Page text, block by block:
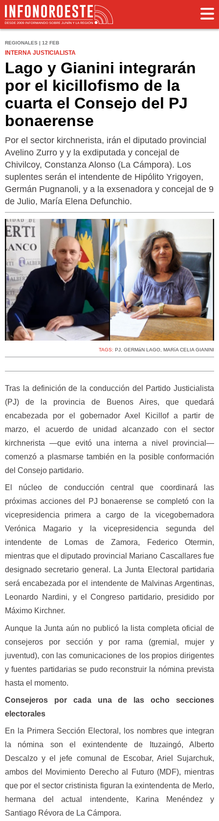
REGIONALES | 12 FEB
INTERNA JUSTICIALISTA
Lago y Gianini integrarán
por el kicillofismo de la
cuarta el Consejo del PJ
bonaerense
Por el sector kirchnerista, irán el diputado provincial
Avelino Zurro y y la exdiputada y concejal de
Chivilcoy, Constanza Alonso (La Cámpora). Los
suplentes serán el intendente de Hipólito Yrigoyen,
Germán Pugnanoli, y a la exsenadora y concejal de 9
de Julio, María Elena Defunchio.
TAGS: PJ, GERMáN LAGO, MARíA CELIA GIANINI
Tras la definición de la conducción del Partido Justicialista
(PJ) de la provincia de Buenos Aires, que quedará
encabezada por el gobernador Axel Kicillof a partir de
marzo, el acuerdo de unidad alcanzado con el sector
kirchnerista —que evitó una interna a nivel provincial—
comenzó a plasmarse también en la posible conformación
del Consejo partidario.
El núcleo de conducción central que coordinará las
próximas acciones del PJ bonaerense se completó con la
vicepresidencia primera a cargo de la vicegobernadora
Verónica Magario y la vicepresidencia segunda del
intendente de Lomas de Zamora, Federico Otermin,
mientras que el diputado provincial Mariano Cascallares fue
designado secretario general. La Junta Electoral partidaria
será encabezada por el intendente de Malvinas Argentinas,
Leonardo Nardini, y el Congreso partidario, presidido por
Máximo Kirchner.
Aunque la Junta aún no publicó la lista completa oficial de
consejeros por sección y por rama (gremial, mujer y
juventud), con las comunicaciones de los propios dirigentes
y fuentes partidarias se pudo reconstruir la nómina prevista
hasta el momento.
Consejeros por cada una de las ocho secciones
electorales
En la Primera Sección Electoral, los nombres que integran
la nómina son el exintendente de Ituzaingó, Alberto
Descalzo y el jefe comunal de Escobar, Ariel Sujarchuk,
ambos del Movimiento Derecho al Futuro (MDF), mientras
que por el sector cristinista figuran la exintendenta de Merlo,
hermana del actual intendente, Karina Menéndez y
Santiago Révora de La Cámpora.